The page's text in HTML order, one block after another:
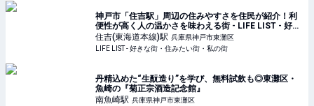
神戸市「住吉駅」周辺の住みやすさを住民が紹介！利
便性が高く人の温かさを味わえる街 - LIFE LIST - 好き
な街・住みたい街・私の街
住吉(東海道本線)駅 兵庫県神戸市東灘区
LIFE LIST - 好きな街・住みたい街・私の街
丹精込めた“生酛造り”を学び、無料試飲も◎東灘区・
魚崎の『菊正宗酒造記念館』
南魚崎駅 兵庫県神戸市東灘区